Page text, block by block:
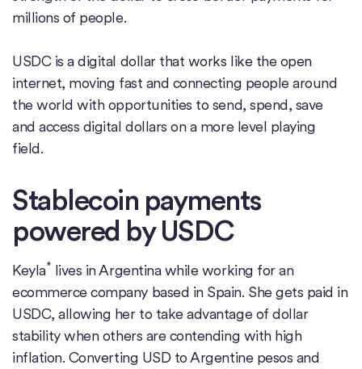
millions of people.
USDC is a digital dollar that works like the open
internet, moving fast and connecting people around
the world with opportunities to send, spend, save
and access digital dollars on a more level playing
field.
Stablecoin payments
powered by USDC
Keyla* lives in Argentina while working for an
ecommerce company based in Spain. She gets paid in
USDC, allowing her to take advantage of dollar
stability when others are contending with high
inflation. Converting USD to Argentine pesos and